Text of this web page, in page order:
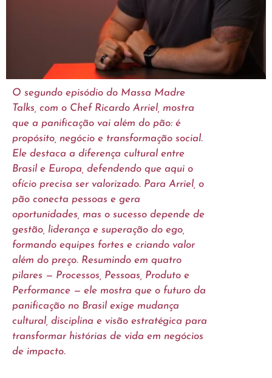
O segundo episódio do Massa Madre
Talks, com o Chef Ricardo Arriel, mostra
que a panificação vai além do pão: é
propósito, negócio e transformação social.
Ele destaca a diferença cultural entre
Brasil e Europa, defendendo que aqui o
ofício precisa ser valorizado. Para Arriel, o
pão conecta pessoas e gera
oportunidades, mas o sucesso depende de
gestão, liderança e superação do ego,
formando equipes fortes e criando valor
além do preço. Resumindo em quatro
pilares — Processos, Pessoas, Produto e
Performance — ele mostra que o futuro da
panificação no Brasil exige mudança
cultural, disciplina e visão estratégica para
transformar histórias de vida em negócios
de impacto.